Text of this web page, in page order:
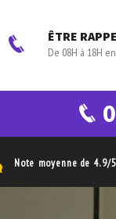
ÊTRE
De 08H à 18H
Note moyenne de4.9/5